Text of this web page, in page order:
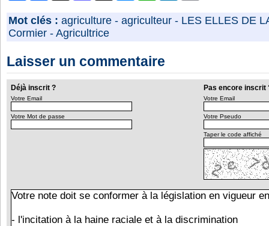
Mot clés : agriculture - agriculteur - LES ELLES DE
Cormier - Agricultrice
Laisser un commentaire
Déjà inscrit ? Pas encore inscrit
Votre Email
Votre Mot de passe
Votre Email
Votre Pseudo
Taper le code affiché